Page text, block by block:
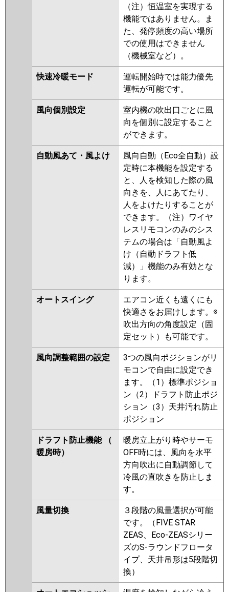
（注）恒温室を実現する
機能ではありません。ま
た、発停頻度の高い場所
での使用はできません
（機械室など）。
快速冷暖モード
運転開始時では能力優先
運転が可能です。
風向個別設定
室内機の吹出口ごとに風
向を個別に設定すること
ができます。
自動風あて・風よけ
風向自動（Eco全自動）設
定時に本機能を設定する
と、人を検知した際の風
向きを、人にあてたり、
人をよけたりすることが
できます。（注）ワイヤ
レスリモコンのみのシス
テムの場合は「自動風よ
け（自動ドラフト低
減）」機能のみ有効とな
ります。
オートスイング
エアコン近くも遠くにも
快適さをお届けします。※
吹出方向の角度設定（固
定セット）も可能です。
風向調整範囲の設定
3つの風向ポジションがリ
モコンで自由に設定でき
ます。（1）標準ポジショ
ン（2）ドラフト防止ポジ
ション（3）天井汚れ防止
ポジション
ドラフト防止機能 （
暖房時）
暖房立上がり時やサーモ
OFF時には、風向を水平
方向吹出に自動調節して
冷風の直吹きを防止しま
す。
風量切換
３段階の風量選択が可能
です。（FIVE STAR
ZEAS、Eco-ZEASシリー
ズのS-ラウンドフロータ
イプ、天井吊形は5段階切
換）